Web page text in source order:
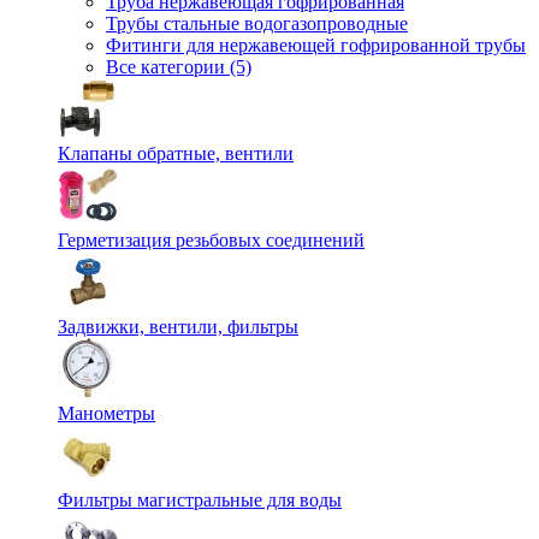
Трубы стальные водогазопроводные
Фитинги для нержавеющей гофрированной трубы
Все категории (5)
Клапаны обратные, вентили
Герметизация резьбовых соединений
Задвижки, вентили, фильтры
Манометры
Фильтры магистральные для воды